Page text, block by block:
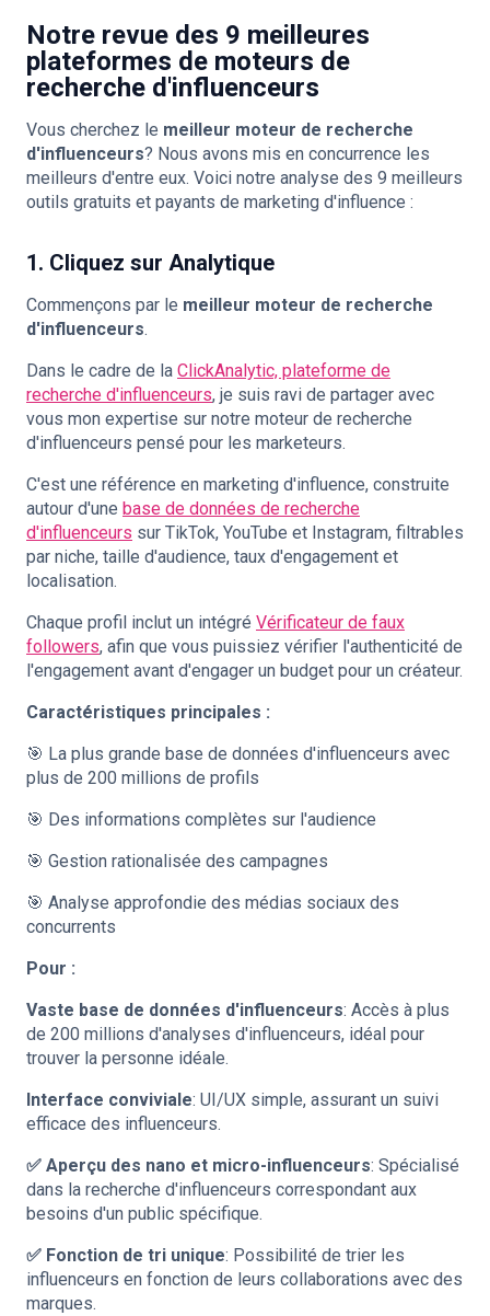
Notre revue des 9 meilleures
plateformes de moteurs de
recherche d'influenceurs
Vous cherchez le meilleur moteur de recherche
d'influenceurs? Nous avons mis en concurrence les
meilleurs d'entre eux. Voici notre analyse des 9 meilleurs
outils gratuits et payants de marketing d'influence :
1. Cliquez sur Analytique
Commençons par le meilleur moteur de recherche
d'influenceurs.
Dans le cadre de la ClickAnalytic, plateforme de
recherche d'influenceurs, je suis ravi de partager avec
vous mon expertise sur notre moteur de recherche
d'influenceurs pensé pour les marketeurs.
C'est une référence en marketing d'influence, construite
autour d'une base de données de recherche
d'influenceurs sur TikTok, YouTube et Instagram, filtrables
par niche, taille d'audience, taux d'engagement et
localisation.
Chaque profil inclut un intégré Vérificateur de faux
followers, afin que vous puissiez vérifier l'authenticité de
l'engagement avant d'engager un budget pour un créateur.
Caractéristiques principales :
🎯 La plus grande base de données d'influenceurs avec
plus de 200 millions de profils
🎯 Des informations complètes sur l'audience
🎯 Gestion rationalisée des campagnes
🎯 Analyse approfondie des médias sociaux des
concurrents
Pour :
Vaste base de données d'influenceurs: Accès à plus
de 200 millions d'analyses d'influenceurs, idéal pour
trouver la personne idéale.
Interface conviviale: UI/UX simple, assurant un suivi
efficace des influenceurs.
✅ Aperçu des nano et micro-influenceurs: Spécialisé
dans la recherche d'influenceurs correspondant aux
besoins d'un public spécifique.
✅ Fonction de tri unique: Possibilité de trier les
influenceurs en fonction de leurs collaborations avec des
marques.